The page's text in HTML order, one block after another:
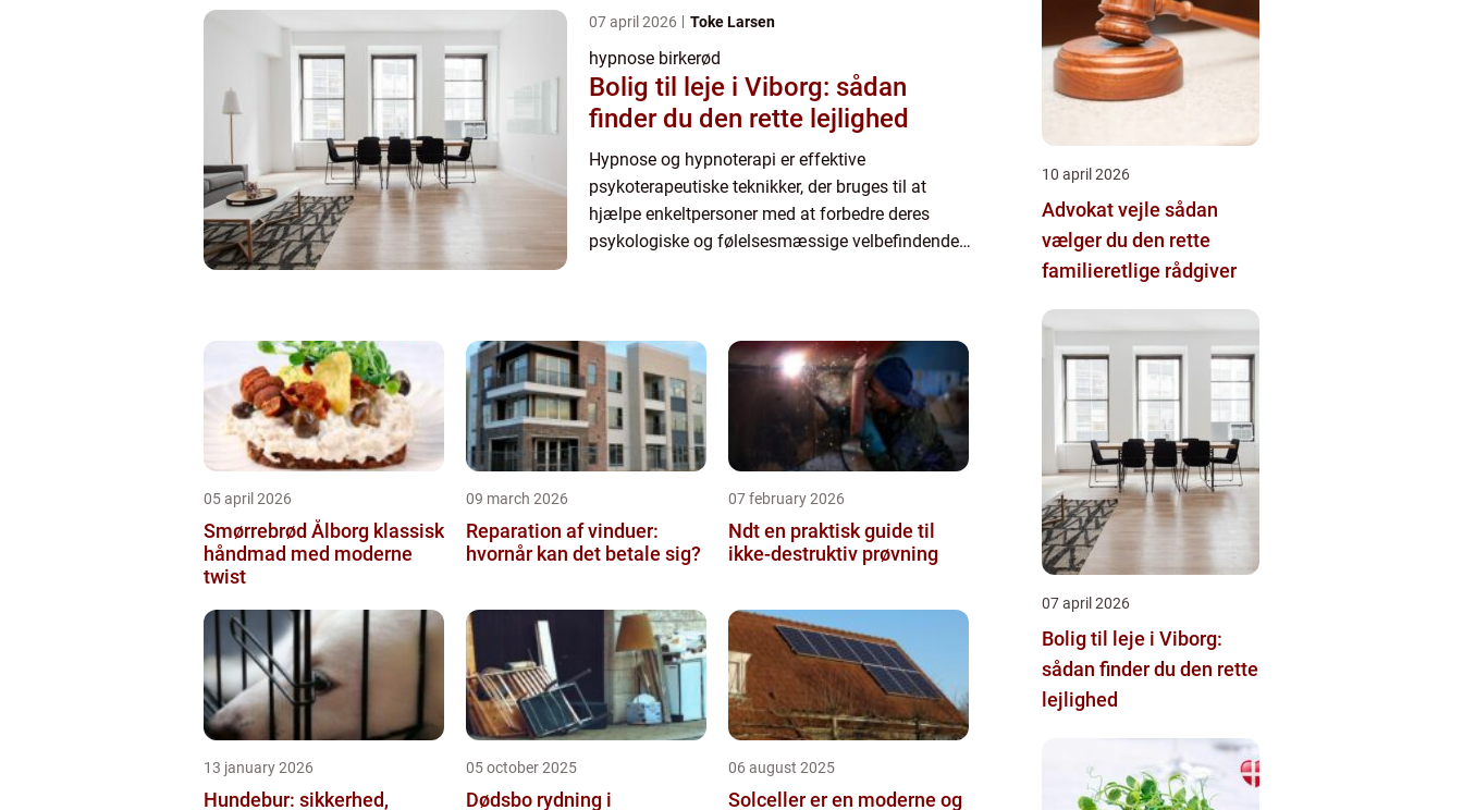
modtagelighed, hvor klienterne føler...
07 april 2026 Toke Larsen
hypnose birkerød
Bolig til leje i Viborg: sådan
finder du den rette lejlighed
Hypnose og hypnoterapi er effektive
psykoterapeutiske teknikker, der bruges til at
hjælpe enkeltpersoner med at forbedre deres
psykologiske og følelsesmæssige velbefindende.
05 april 2026
Smørrebrød Ålborg klassisk
håndmad med moderne
twist
09 march 2026
Reparation af vinduer:
hvornår kan det betale sig?
07 february 2026
Ndt en praktisk guide til
ikke-destruktiv prøvning
13 january 2026
Hundebur: sikkerhed,
05 october 2025
Dødsbo rydning i
06 august 2025
Solceller er en moderne og
10 april 2026
Advokat vejle sådan
vælger du den rette
familieretlige rådgiver
07 april 2026
Bolig til leje i Viborg:
sådan finder du den rette
lejlighed